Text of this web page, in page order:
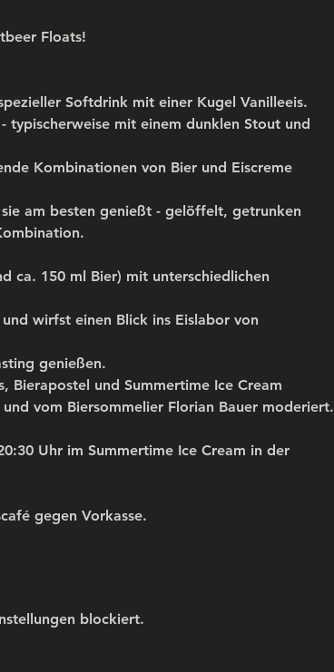
Floats!
Softdrink mit einer Kugel Vanilleeis.
typischerweise mit einem dunklen Stout und
Kombinationen von Bier und Eiscreme
am besten genießt - gelöffelt, getrunken
ca. 150 ml Bier) mit unterschiedlichen
wirfst einen Blick ins Eislabor von
genießen.
Bierapostel und Summertime Ice Cream
vom Biersommelier Florian Bauer moderiert.
Uhr im Summertime Ice Cream in der
gegen Vorkasse.
blockiert.